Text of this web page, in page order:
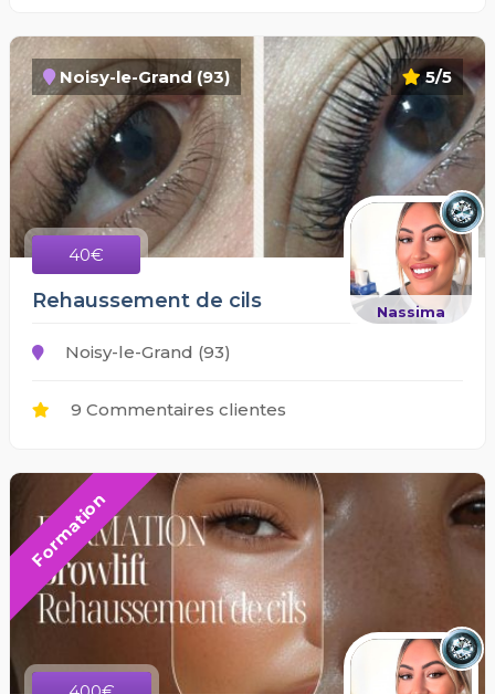
5/5
Noisy-le-Grand (93)
40€
Nassima
Rehaussement de cils
Noisy-le-Grand (93)
9 Commentaires clientes
Formation